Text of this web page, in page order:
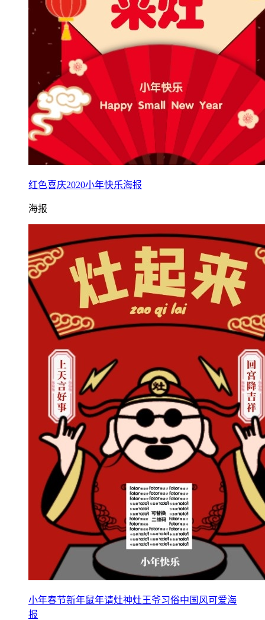
红色喜庆2020小年快乐海报
海报
小年春节新年鼠年请灶神灶王爷习俗中国风可爱海
报